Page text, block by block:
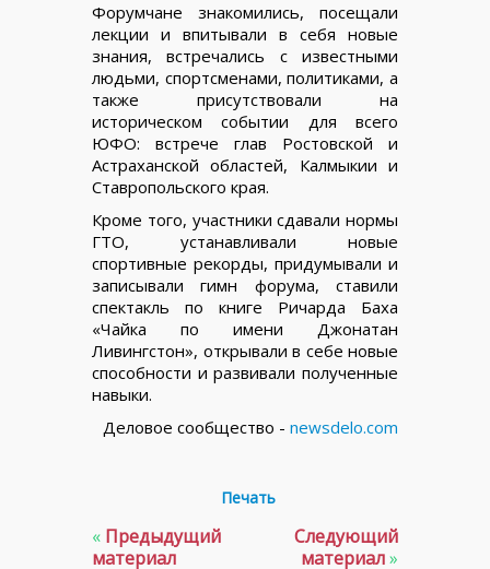
Форумчане знакомились, посещали
лекции и впитывали в себя новые
знания, встречались с известными
людьми, спортсменами, политиками, а
также присутствовали на
историческом событии для всего
ЮФО: встрече глав Ростовской и
Астраханской областей, Калмыкии и
Ставропольского края.
Кроме того, участники сдавали нормы
ГТО, устанавливали новые
спортивные рекорды, придумывали и
записывали гимн форума, ставили
спектакль по книге Ричарда Баха
«Чайка по имени Джонатан
Ливингстон», открывали в себе новые
способности и развивали полученные
навыки.
Деловое сообщество - newsdelo.com
Печать
« Предыдущий
материал
Следующий
материал»